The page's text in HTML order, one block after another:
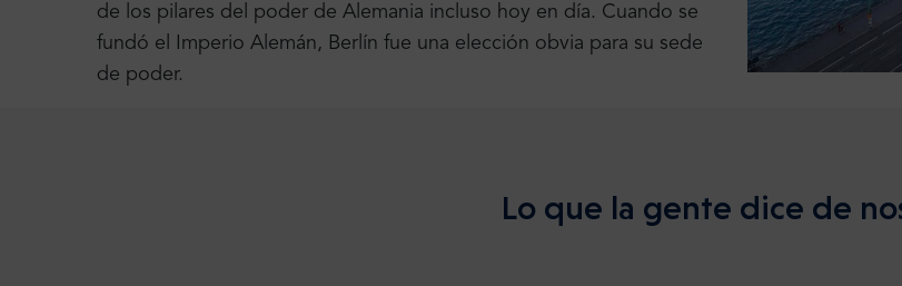
de los pilares del poder de Alemania incluso hoy en día. Cuando se
fundó el Imperio Alemán, Berlín fue una elección obvia para su sede
de poder.
Lo que la gente dice de